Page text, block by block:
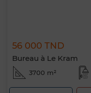
56 000 TND
Bureau à Le Kram
3700 m²